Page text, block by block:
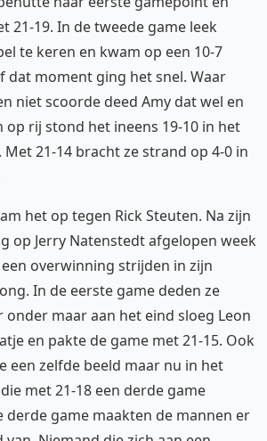
21-19. In de tweede game leek
te keren en kwam op een 10-7
dat moment ging het snel. Waar
niet scoorde deed Amy dat wel en
rij stond het ineens 19-10 in het
Met 21-14 bracht ze strand op 4-0 in
het op tegen Rick Steuten. Na zijn
op Jerry Natenstedt afgelopen week
overwinning strijden in zijn
In de eerste game deden ze
maar aan het eind sloeg Leon
en pakte de game met 21-15. Ook
een zelfde beeld maar nu in het
met 21-18 een derde game
derde game maakten de mannen er